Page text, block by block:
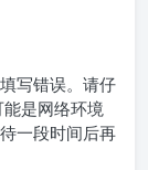
写错误。请仔
是网络环境
一段时间后再